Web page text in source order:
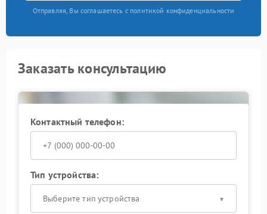
Отправляя, Вы соглашаетесь с политикой конфиденциальности
Заказать консультацию
Контактный телефон:
Тип устройства:
Выберите тип устройства